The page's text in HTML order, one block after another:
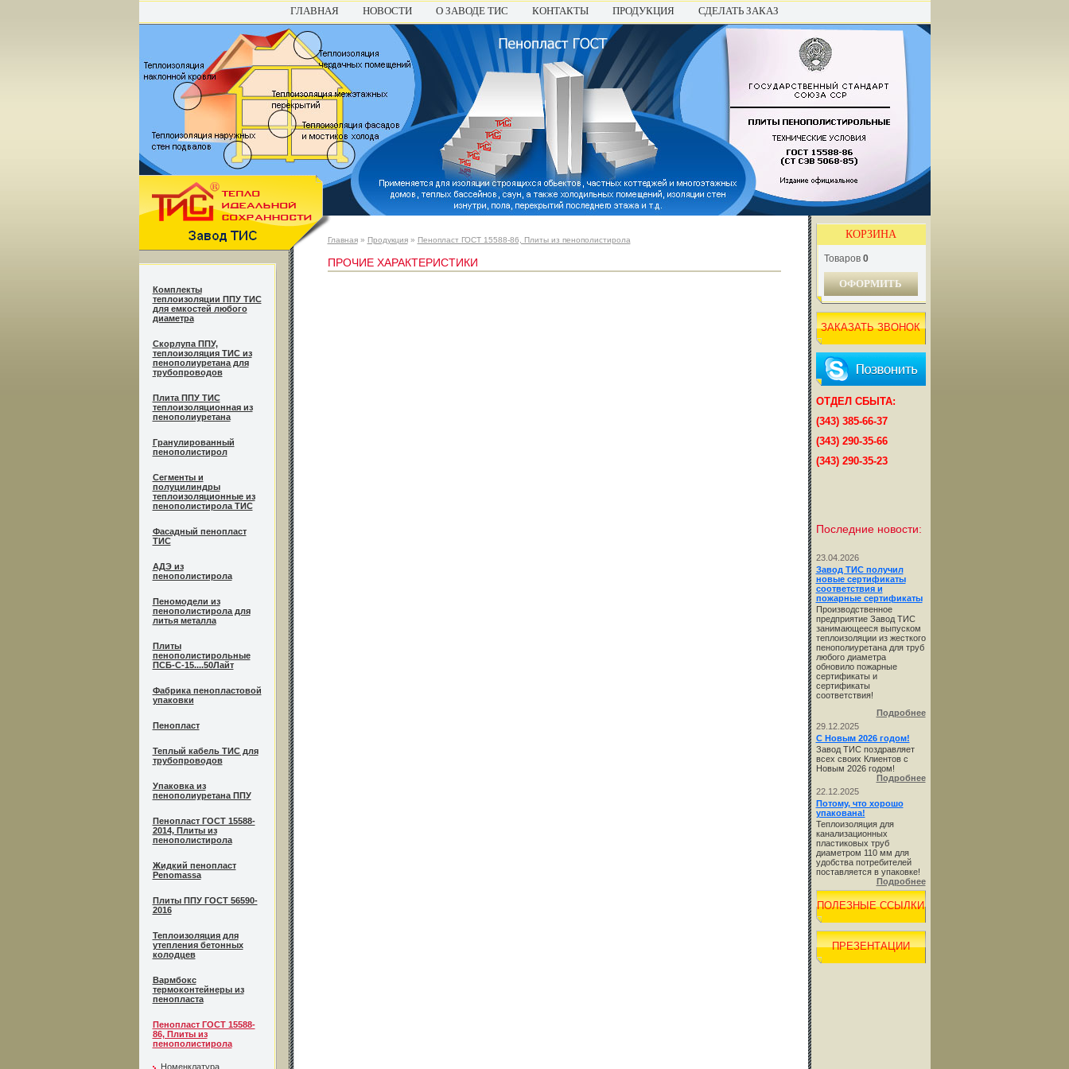
ГЛАВНАЯ НОВОСТИ О ЗАВОДЕ ТИС КОНТАКТЫ ПРОДУКЦИЯ СДЕЛАТЬ ЗАКАЗ
Комплекты
теплоизоляции ППУ ТИС
для емкостей любого
диаметра
Cкорлупа ППУ,
теплоизоляция ТИС из
пенополиуретана для
трубопроводов
Плита ППУ ТИС
теплоизоляционная из
пенополиуретана
Гранулированный
пенополистирол
Сегменты и
полуцилиндры
теплоизоляционные из
пенополистирола ТИС
Фасадный пенопласт
ТИС
АДЭ из
пенополистирола
Пеномодели из
пенополистирола для
литья металла
Плиты
пенополистирольные
ПСБ-С-15....50Лайт
Фабрика пенопластовой
упаковки
Пенопласт
Теплый кабель ТИС для
трубопроводов
Упаковка из
пенополиуретана ППУ
Пенопласт ГОСТ 15588-
2014, Плиты из
пенополистирола
Жидкий пенопласт
Penomassa
Плиты ППУ ГОСТ 56590-
2016
Теплоизоляция для
утепления бетонных
колодцев
Вармбокс
термоконтейнеры из
пенопласта
Пенопласт ГОСТ 15588-
86, Плиты из
пенополистирола
Номенклатура
Главная» Продукция» Пенопласт ГОСТ 15588-86, Плиты из пенополистирола
ПРОЧИЕ ХАРАКТЕРИСТИКИ
КОРЗИНА
Товаров 0
ОФОРМИТЬ
ЗАКАЗАТЬ ЗВОНОК
ОТДЕЛ СБЫТА:
(343) 385-66-37
(343) 290-35-66
(343) 290-35-23
Последние новости:
23.04.2026
Завод ТИС получил
новые сертификаты
соответствия и
пожарные сертификаты
Производственное
предприятие Завод ТИС
занимающееся выпуском
теплоизоляции из жесткого
пенополиуретана для труб
любого диаметра
обновило пожарные
сертификаты и
сертификаты
соответствия!
Подробнее
29.12.2025
С Новым 2026 годом!
Завод ТИС поздравляет
всех своих Клиентов с
Новым 2026 годом!
Подробнее
22.12.2025
Потому, что хорошо
упакована!
Теплоизоляция для
канализационных
пластиковых труб
диаметром 110 мм для
удобства потребителей
поставляется в упаковке!
Подробнее
ПОЛЕЗНЫЕ ССЫЛКИ
ПРЕЗЕНТАЦИИ